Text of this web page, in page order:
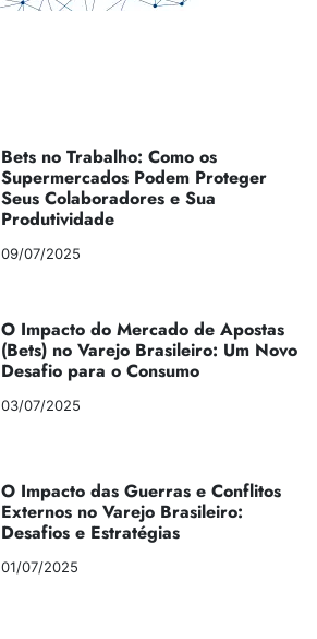
Bets no Trabalho: Como os
Supermercados Podem Proteger
Seus Colaboradores e Sua
Produtividade
09/07/2025
O Impacto do Mercado de Apostas
(Bets) no Varejo Brasileiro: Um Novo
Desafio para o Consumo
03/07/2025
O Impacto das Guerras e Conflitos
Externos no Varejo Brasileiro:
Desafios e Estratégias
01/07/2025